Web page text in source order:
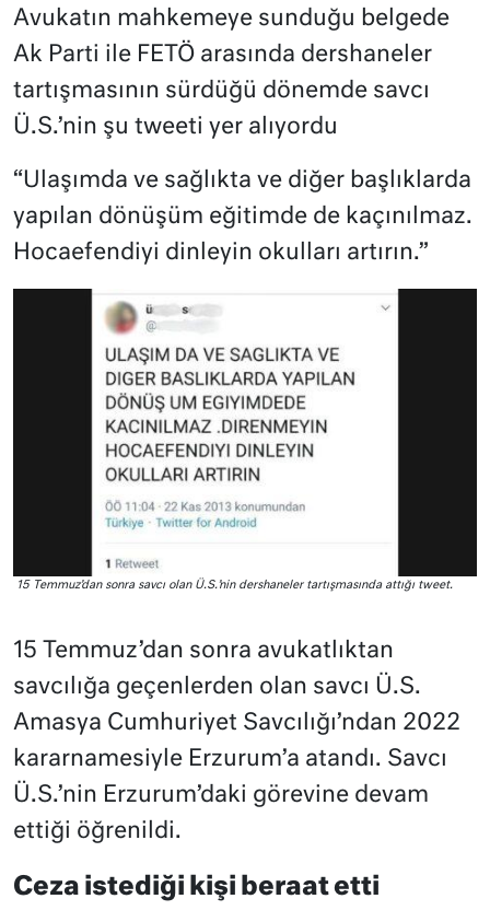
Avukatın mahkemeye sunduğu belgede
Ak Parti ile FETÖ arasında dershaneler
tartışmasının sürdüğü dönemde savcı
Ü.S.’nin şu tweeti yer alıyordu
“Ulaşımda ve sağlıkta ve diğer başlıklarda
yapılan dönüşüm eğitimde de kaçınılmaz.
Hocaefendiyi dinleyin okulları artırın.”
15 Temmuz’dan sonra savcı olan Ü.S.’nin dershaneler tartışmasında attığı tweet.
15 Temmuz’dan sonra avukatlıktan
savcılığa geçenlerden olan savcı Ü.S.
Amasya Cumhuriyet Savcılığı’ndan 2022
kararnamesiyle Erzurum’a atandı. Savcı
Ü.S.’nin Erzurum’daki görevine devam
ettiği öğrenildi.
Ceza istediği kişi beraat etti